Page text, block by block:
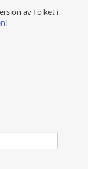
av Folket i